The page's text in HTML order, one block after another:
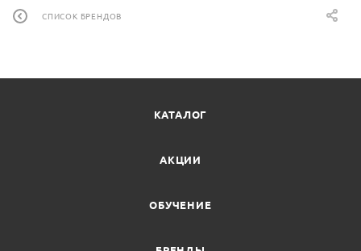
СПИСОК БРЕНДОВ
КАТАЛОГ
АКЦИИ
ОБУЧЕНИЕ